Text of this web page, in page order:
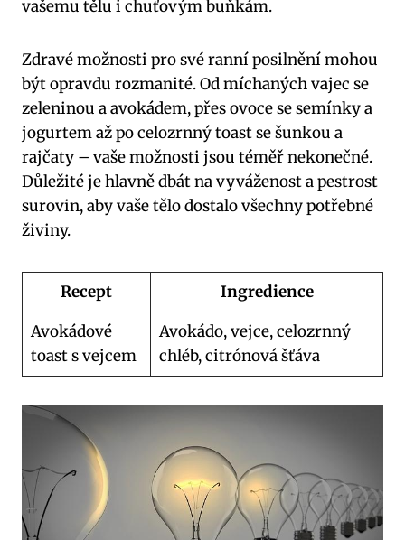
vašemu tělu i chuťovým buňkám.
Zdravé možnosti pro své ranní posilnění mohou
být opravdu rozmanité. Od míchaných vajec se
zeleninou a avokádem, přes ovoce se semínky a
jogurtem až po celozrnný toast se šunkou a
rajčaty – vaše možnosti jsou téměř nekonečné.
Důležité je hlavně dbát na vyváženost a pestrost
surovin, aby vaše tělo dostalo všechny potřebné
živiny.
Recept
Ingredience
Avokádové
toast s vejcem
Avokádo, vejce, celozrnný
chléb, citrónová šťáva